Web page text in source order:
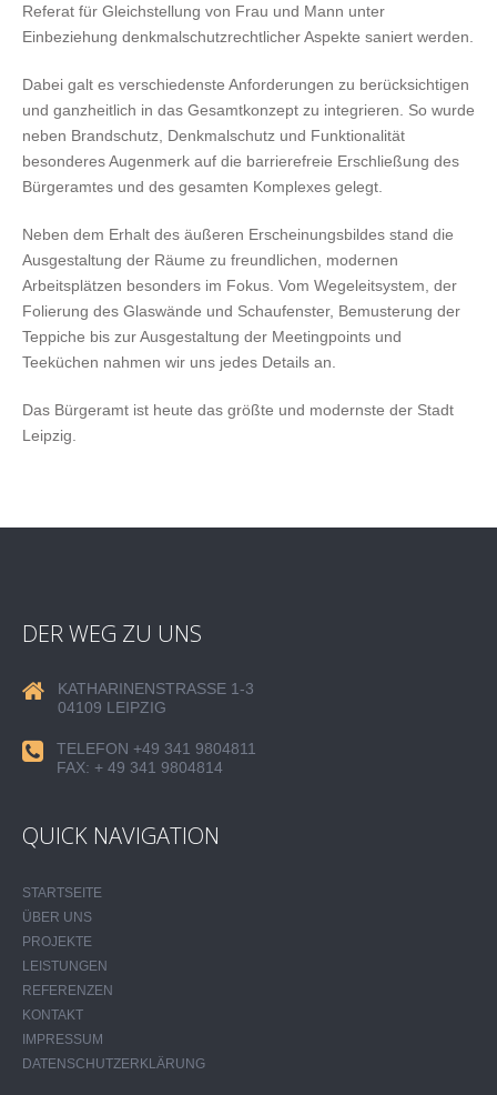
Referat für Gleichstellung von Frau und Mann unter
Einbeziehung denkmalschutzrechtlicher Aspekte saniert werden.
Dabei galt es verschiedenste Anforderungen zu berücksichtigen
und ganzheitlich in das Gesamtkonzept zu integrieren. So wurde
neben Brandschutz, Denkmalschutz und Funktionalität
besonderes Augenmerk auf die barrierefreie Erschließung des
Bürgeramtes und des gesamten Komplexes gelegt.
Neben dem Erhalt des äußeren Erscheinungsbildes stand die
Ausgestaltung der Räume zu freundlichen, modernen
Arbeitsplätzen besonders im Fokus. Vom Wegeleitsystem, der
Folierung des Glaswände und Schaufenster, Bemusterung der
Teppiche bis zur Ausgestaltung der Meetingpoints und
Teeküchen nahmen wir uns jedes Details an.
Das Bürgeramt ist heute das größte und modernste der Stadt
Leipzig.
DER WEG ZU UNS
KATHARINENSTRASSE 1-3
04109 LEIPZIG
TELEFON +49 341 9804811
FAX: + 49 341 9804814
QUICK NAVIGATION
STARTSEITE
ÜBER UNS
PROJEKTE
LEISTUNGEN
REFERENZEN
KONTAKT
IMPRESSUM
DATENSCHUTZERKLÄRUNG